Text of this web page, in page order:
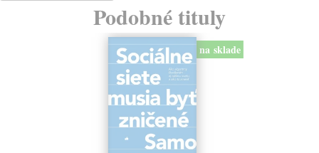
Podobné tituly
na sklade